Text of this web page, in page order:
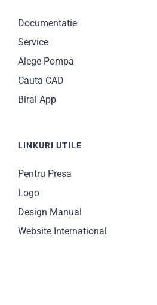
Documentatie
Service
Alege Pompa
Cauta CAD
Biral App
LINKURI UTILE
Pentru Presa
Logo
Design Manual
Website International